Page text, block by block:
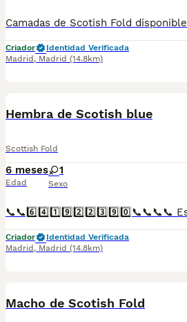
Criador
Identidad Verificada
Madrid , Madrid (14.8km)
Hembra de Scotish blue
Scottish Fold
6 meses
Edad
1
Sexo
Criador
Identidad Verificada
Madrid , Madrid (14.8km)
Macho de Scotish Fold